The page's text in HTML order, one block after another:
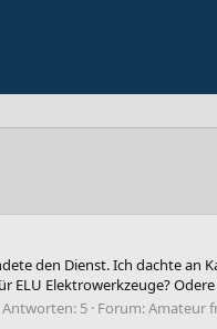
den Dienst. Ich dachte
Elektrowerkzeuge? Odere
Antworten: 5 Forum:Amateur